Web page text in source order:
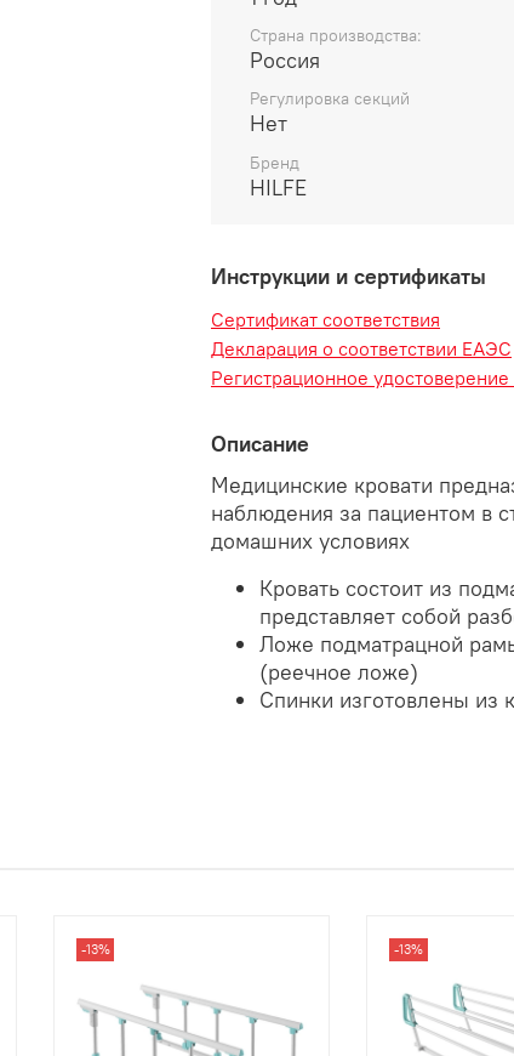
Страна производства:
Россия
Регулировка секций
Нет
Бренд
HILFE
Инструкции и сертификаты
Сертификат соответствия
Декларация о соответствии ЕАЭС
Регистрационное
Описание
Медицинские кровати
наблюдения за пациентом в
домашних условиях
Кровать состоит из
представляет собой
Ложе подматрацной
(реечное ложе)
Спинки изготовлены из
-13% -13%